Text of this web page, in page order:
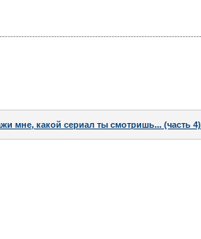
мне, какой сериал ты смотришь... (часть 4)